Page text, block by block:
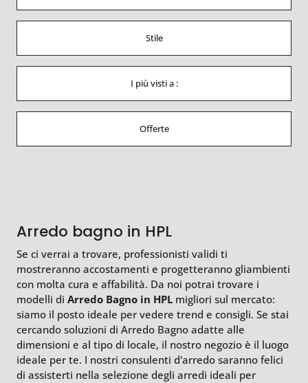
Stile
I più visti a :
Offerte
Arredo bagno in HPL
Se ci verrai a trovare, professionisti validi ti
mostreranno accostamenti e progetteranno gliambienti
con molta cura e affabilità. Da noi potrai trovare i
modelli di Arredo Bagno in HPL migliori sul mercato:
siamo il posto ideale per vedere trend e consigli. Se stai
cercando soluzioni di Arredo Bagno adatte alle
dimensioni e al tipo di locale, il nostro negozio è il luogo
ideale per te. I nostri consulenti d'arredo saranno felici
di assisterti nella selezione degli arredi ideali per